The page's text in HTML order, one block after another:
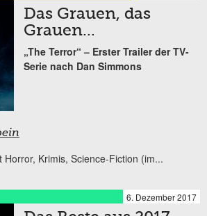
Das Grauen, das
Grauen…
„The Terror“ – Erster Trailer der TV-
Serie nach Dan Simmons
Horror, Krimis, Science-Fiction (im...
6. Dezember 2017